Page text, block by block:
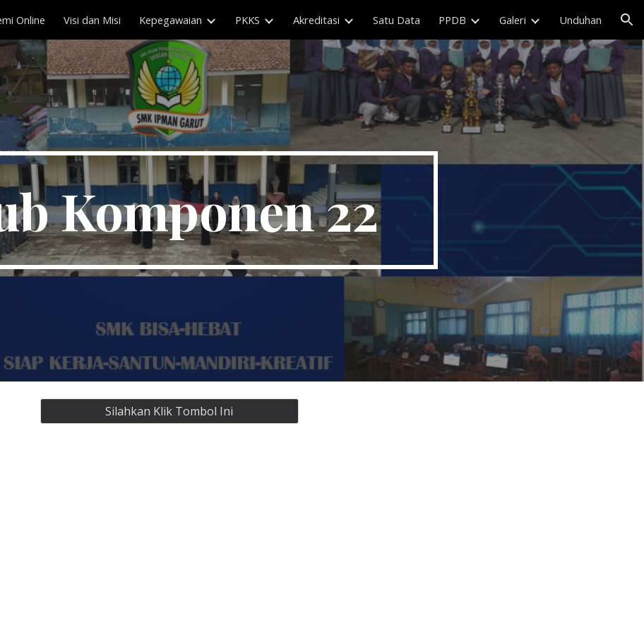
to main content Skip to navigation
Online Visi dan Misi Kepegawaian PKKS Akreditasi Satu Data PPDB Galeri Unduhan
Komponen 22
Silahkan Klik Tombol Ini